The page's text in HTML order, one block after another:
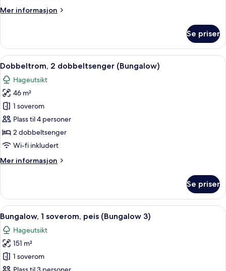
seng,
Mer informasjon
Mer
–
deluxe,
1
seng,
terrasse
Se priser
Åpne
alle
bildene
av
Dobbeltrom,
2
dobbeltsenger
(Bungalow)
Dobbeltrom, 2 dobbeltsenger
7
Dobbeltrom, 2 dobbeltsenger (Bungalow)
Hageutsikt
46 m²
1 soverom
Plass til 4 personer
2 dobbeltsenger
Wi-fi inkludert
Mer informasjon
Mer
2
dobbeltsenger
(Bungalow)
Se priser
Åpne
alle
bildene
av
Bungalow,
1
Bungalow, 1 soverom, peis
9
Bungalow, 1 soverom, peis (Bungalow 3)
Hageutsikt
151 m²
1 soverom